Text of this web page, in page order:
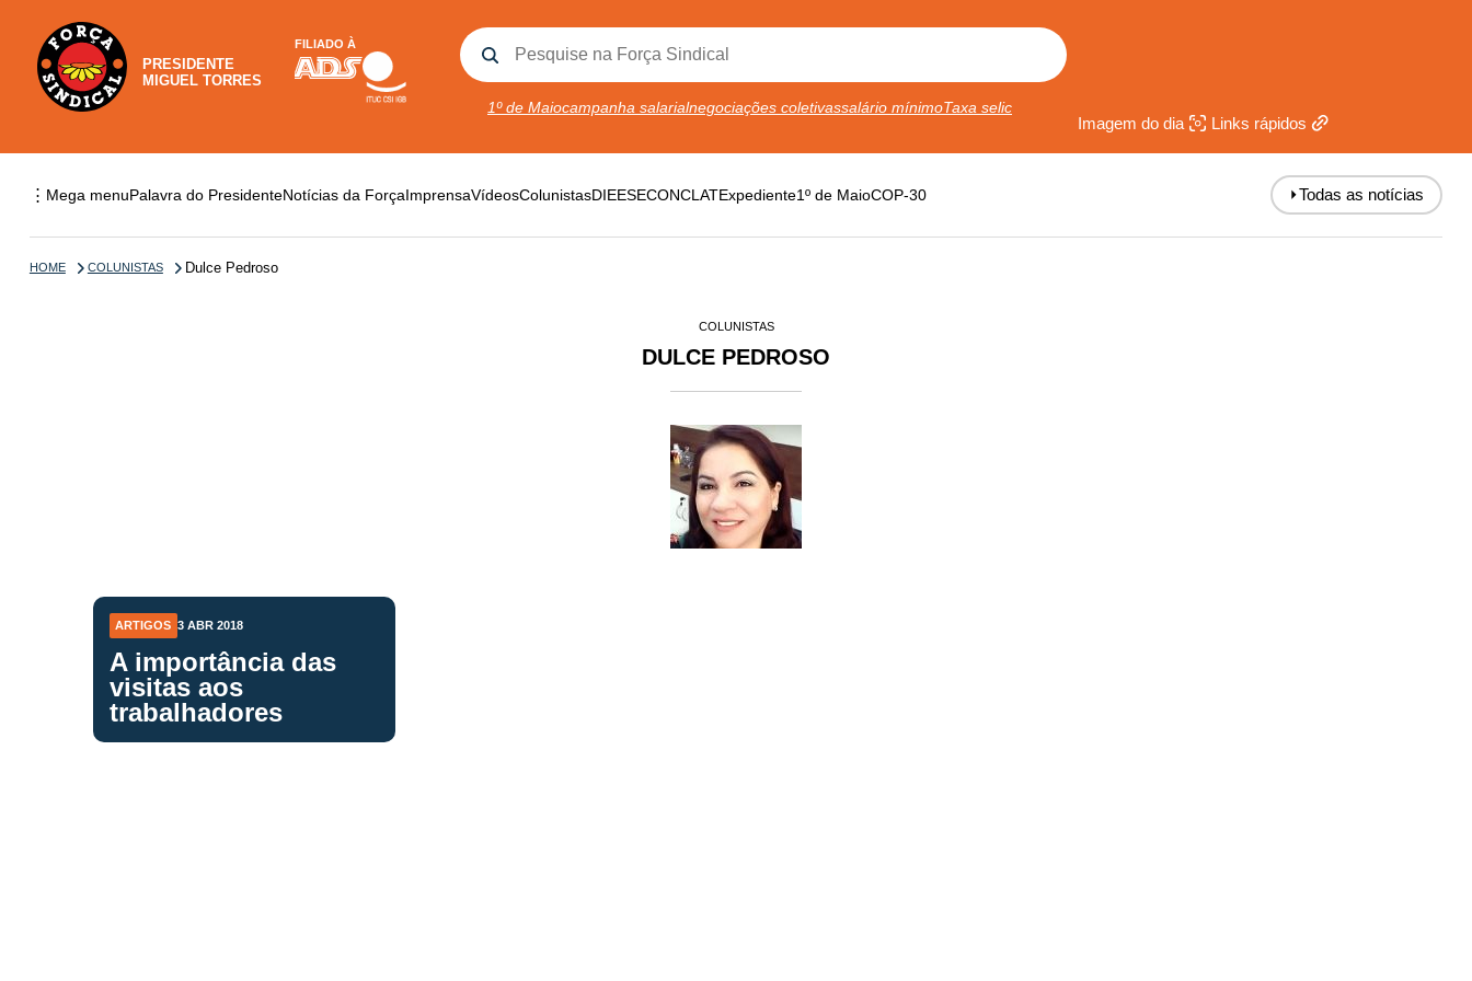
PRESIDENTE
MIGUEL TORRES
FILIADO À
1º de Maiocampanha salarialnegociações coletivassalário mínimoTaxa selic
Imagem do dia Links rápidos
⋮ Mega menuPalavra do PresidenteNotícias da ForçaImprensaVídeosColunistasDIEESECONCLATExpediente1º de MaioCOP-30 ⏵Todas as notícias
HOME COLUNISTAS Dulce Pedroso
COLUNISTAS
DULCE PEDROSO
ARTIGOS 3 ABR 2018
A importância das
visitas aos
trabalhadores